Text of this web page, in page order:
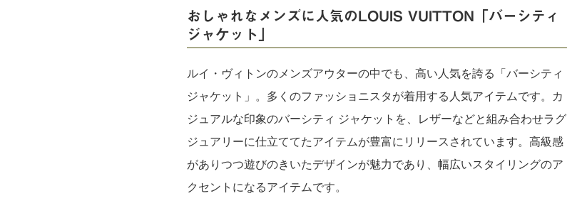
おしゃれなメンズに人気のLOUIS VUITTON「バーシティ
ジャケット」
ルイ・ヴィトンのメンズアウターの中でも、高い人気を誇る「バーシティ
ジャケット」。多くのファッショニスタが着用する人気アイテムです。カ
ジュアルな印象のバーシティ ジャケットを、レザーなどと組み合わせラグ
ジュアリーに仕立ててたアイテムが豊富にリリースされています。高級感
がありつつ遊びのきいたデザインが魅力であり、幅広いスタイリングのア
クセントになるアイテムです。